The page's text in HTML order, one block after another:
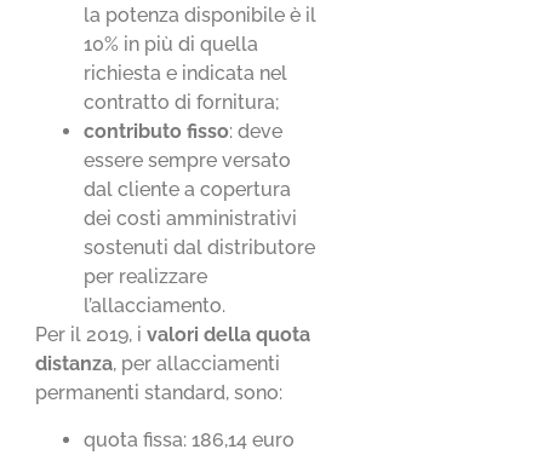
la potenza disponibile è il
10% in più di quella
richiesta e indicata nel
contratto di fornitura;
contributo fisso: deve
essere sempre versato
dal cliente a copertura
dei costi amministrativi
sostenuti dal distributore
per realizzare
l’allacciamento.
Per il 2019, ivalori della quota
distanza, per allacciamenti
permanenti standard, sono:
quota fissa: 186,14 euro